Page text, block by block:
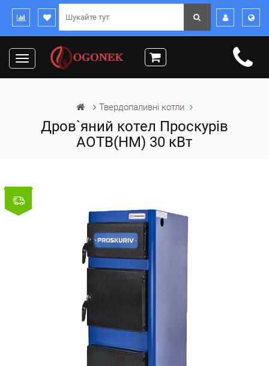
Toggle
navigation
Твердопаливні котли
Дров`яний котел Проскурів
АОТВ(НМ) 30 кВт